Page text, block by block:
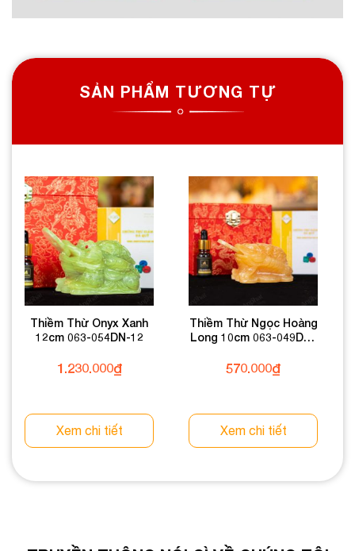
SẢN PHẨM TƯƠNG TỰ
Thiềm Thừ Onyx Xanh
12cm 063-054DN-12
1.230.000₫
Xem chi tiết
Thiềm Thừ Ngọc Hoàng
Long 10cm 063-049DN-
570.000₫
Xem chi tiết